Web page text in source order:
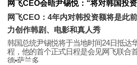
网飞CEO会晤尹锡悦：“将对韩国投
网飞CEO：4年内对韩投资额将是此
力创作韩剧、电影和真人秀
韩国总统尹锡悦将于当地时间24日抵达
程，他的首个正式日程是会见网飞联合
德•萨兰多